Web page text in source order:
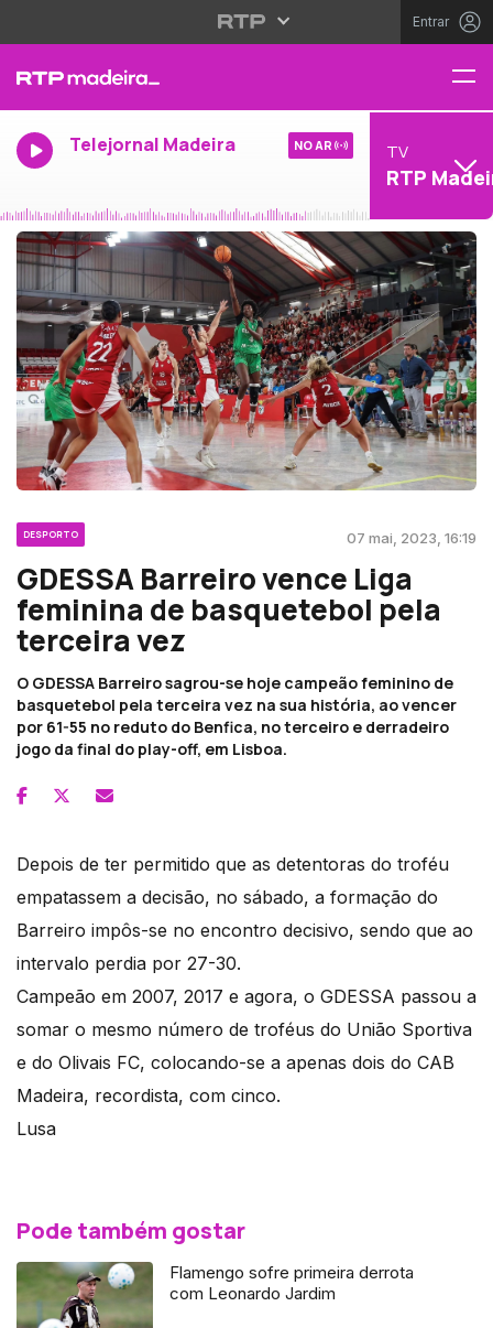
Entrar
Telejornal Madeira NO AR TV
RTP
DESPORTO 07 mai, 2023, 16:19
GDESSA Barreiro vence Liga
feminina de basquetebol pela
terceira vez
O GDESSA Barreiro sagrou-se hoje campeão feminino de
basquetebol pela terceira vez na sua história, ao vencer
por 61-55 no reduto do Benfica, no terceiro e derradeiro
jogo da final do play-off, em Lisboa.
Depois de ter permitido que as detentoras do troféu
empatassem a decisão, no sábado, a formação do
Barreiro impôs-se no encontro decisivo, sendo que ao
intervalo perdia por 27-30.
Campeão em 2007, 2017 e agora, o GDESSA passou a
somar o mesmo número de troféus do União Sportiva
e do Olivais FC, colocando-se a apenas dois do CAB
Madeira, recordista, com cinco.
Lusa
Pode também gostar
Flamengo sofre primeira derrota
com Leonardo Jardim